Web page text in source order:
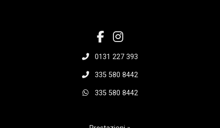
0131 227 393
335 580 8442
335 580 8442